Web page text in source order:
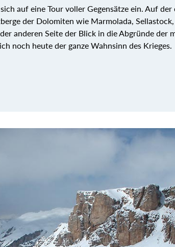
auf eine Tour voller Gegensätze ein. Auf der
der Dolomiten wie Marmolada, Sellastock,
anderen Seite der Blick in die Abgründe der
noch heute der ganze Wahnsinn des Krieges.